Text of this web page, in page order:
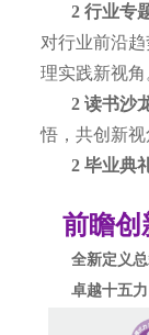
2 行业专
对行业前沿
理实践新视角
2 读书沙
悟，共创新视
2 毕业典
前瞻创
全新定义
卓越十五力